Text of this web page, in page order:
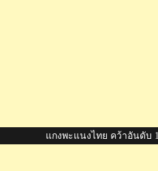
แกงพะแนงไทย คว้าอันดับ